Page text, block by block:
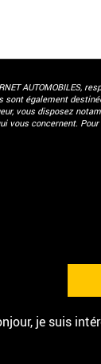
AUTOMOBILES,
sont également
vous disposez
vous concernent. Pour
je suis